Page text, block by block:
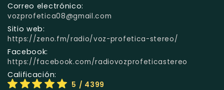
Correo electrónico:
vozprofetica08@gmail.com
Sitio web:
https://zeno.fm/radio/voz-profetica-stereo/
Facebook:
https://facebook.com/radiovozprofeticastereo
Calificación:
5 / 4399